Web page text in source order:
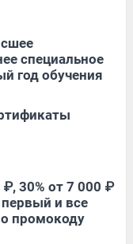
специальное
год обучения
30% от 7 000 ₽
и все
промокоду